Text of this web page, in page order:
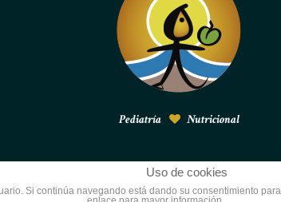
Pediatría Nutricional
Uso de cookies
Si continúa navegando está dando su consentimiento